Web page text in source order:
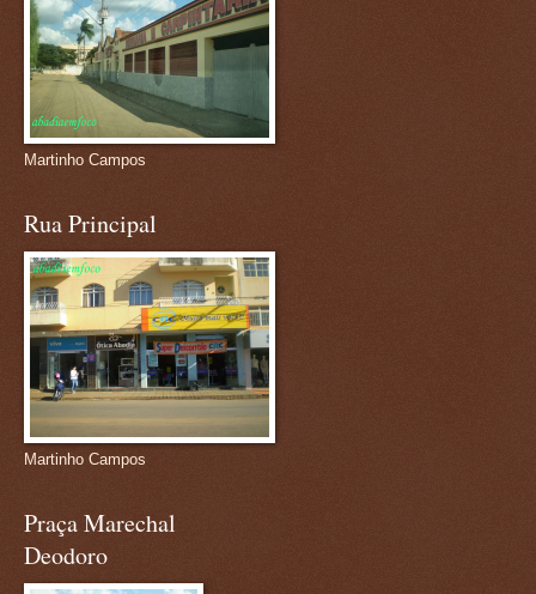
Martinho Campos
Rua Principal
Martinho Campos
Praça Marechal
Deodoro